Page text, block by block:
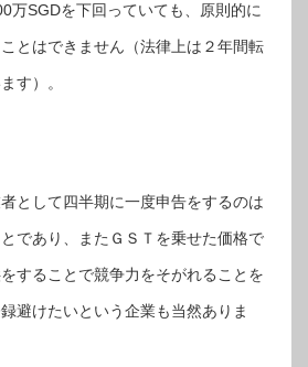
万SGDを下回っていても、原則的に
とはできません（法律上は２年間転
す）。
として四半期に一度申告をするのは
であり、またＧＳＴを乗せた価格で
することで競争力をそがれることを
避けたいという企業も当然ありま